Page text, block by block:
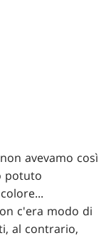
avevamo così
potuto
c'era modo di
al contrario,